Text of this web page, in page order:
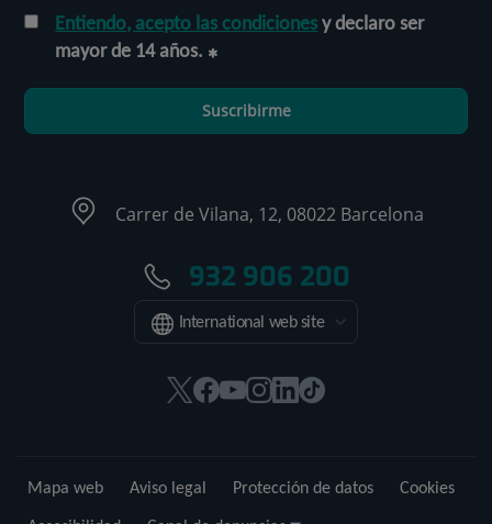
Entiendo, acepto las condicionesy declaro ser
mayor de 14 años.
Suscribirme
Carrer de Vilana, 12, 08022 Barcelona
932 906 200
International web site
Este
en
Este
en
Este
en
Este
en
Este
en
Enlace
externa.
Mapa web Aviso legal Protección de datos
Cookies